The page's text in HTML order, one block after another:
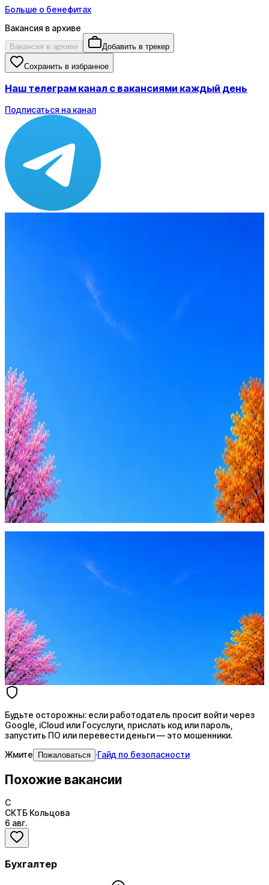
Больше о бенефитах
Вакансия в архиве
Вакансия в архиве Добавить в трекер
Сохранить в избранное
Наш телеграм канал с вакансиями каждый день
Подписаться на канал
Оффер быстрее с Эйч
Будьте осторожны: если работодатель просит войти через
Google, iCloud или Госуслуги, прислать код или пароль,
запустить ПО или перевести деньги — это мошенники.
Жмите Пожаловаться
Стратегия поиска с AI: рынки, позиции, вилка, каналы
Будьте осторожны: если работодатель просит войти через
Google, iCloud или Госуслуги, прислать код или пароль,
запустить ПО или перевести деньги — это мошенники.
Жмите
Пожаловаться ·Гайд по безопасности
Похожие вакансии
С
СКТБ Кольцова
6 авг.
Бухгалтер